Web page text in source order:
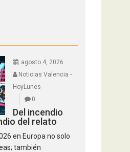
agosto 4, 2026
Noticias Valencia -
HoyLunes
0
Del incendio
del relato
en Europa no solo
también